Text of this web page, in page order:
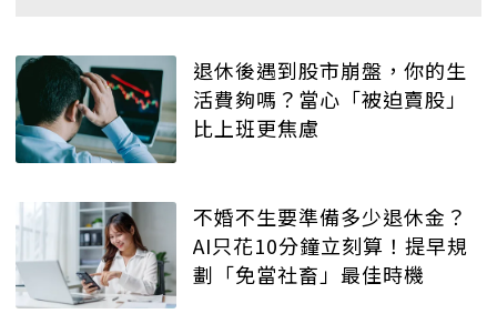
退休後遇到股市崩盤，你的生
活費夠嗎？當心「被迫賣股」
比上班更焦慮
不婚不生要準備多少退休金？
AI只花10分鐘立刻算！提早規
劃「免當社畜」最佳時機